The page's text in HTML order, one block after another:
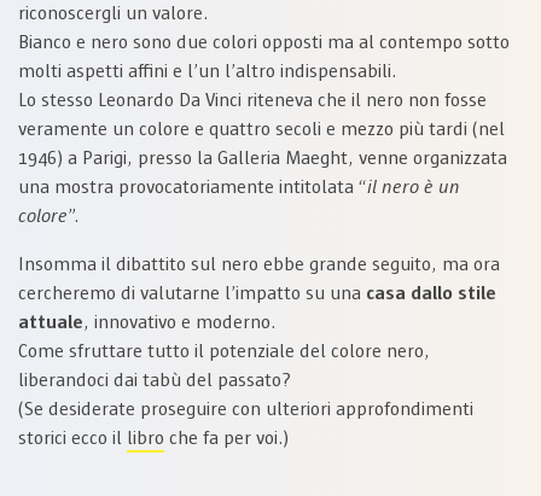
riconoscergli un valore.
Bianco e nero sono due colori opposti ma al contempo sotto
molti aspetti affini e l’un l’altro indispensabili.
Lo stesso Leonardo Da Vinci riteneva che il nero non fosse
veramente un colore e quattro secoli e mezzo più tardi (nel
1946) a Parigi, presso la Galleria Maeght, venne organizzata
una mostra provocatoriamente intitolata “il nero è un
colore”.
Insomma il dibattito sul nero ebbe grande seguito, ma ora
cercheremo di valutarne l’impatto su una casa dallo stile
attuale, innovativo e moderno.
Come sfruttare tutto il potenziale del colore nero,
liberandoci dai tabù del passato?
(Se desiderate proseguire con ulteriori approfondimenti
storici ecco il libro che fa per voi.)